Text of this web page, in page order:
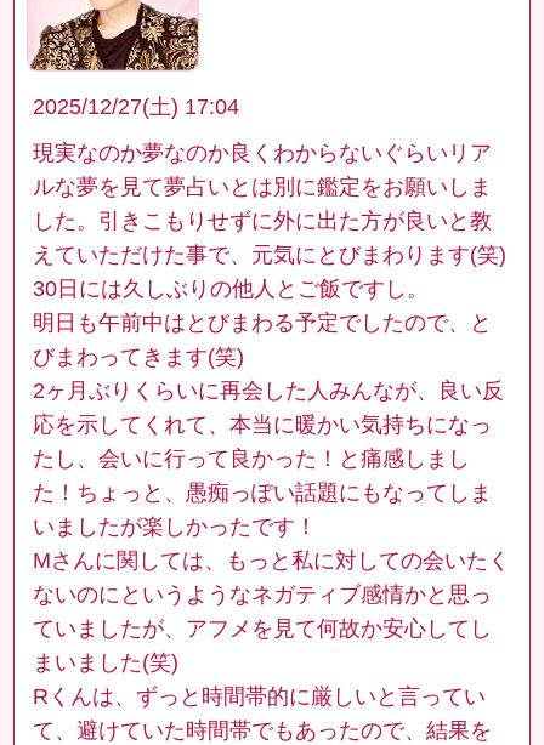
2025/12/27(土) 17:04
現実なのか夢なのか良くわからないぐらいリア
ルな夢を見て夢占いとは別に鑑定をお願いしま
した。引きこもりせずに外に出た方が良いと教
えていただけた事で、元気にとびまわります(笑)
30日には久しぶりの他人とご飯ですし。
明日も午前中はとびまわる予定でしたので、と
びまわってきます(笑)
2ヶ月ぶりくらいに再会した人みんなが、良い反
応を示してくれて、本当に暖かい気持ちになっ
たし、会いに行って良かった！と痛感しまし
た！ちょっと、愚痴っぽい話題にもなってしま
いましたが楽しかったです！
Mさんに関しては、もっと私に対しての会いたく
ないのにというようなネガティブ感情かと思っ
ていましたが、アフメを見て何故か安心してし
まいました(笑)
Rくんは、ずっと時間帯的に厳しいと言ってい
て、避けていた時間帯でもあったので、結果を